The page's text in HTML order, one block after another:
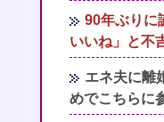
90年ぶりに
いいね」と不
エネ夫に離
めでこちらに